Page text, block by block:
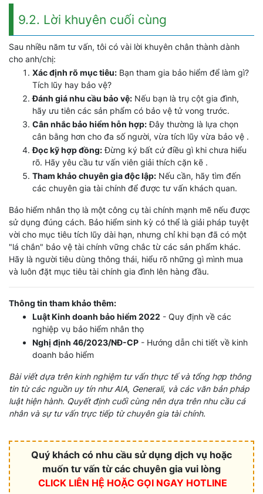
9.2. Lời khuyên cuối cùng
Sau nhiều năm tư vấn, tôi có vài lời khuyên chân thành dành
cho anh/chị:
Xác định rõ mục tiêu: Bạn tham gia bảo hiểm để làm gì?
Tích lũy hay bảo vệ?
Đánh giá nhu cầu bảo vệ: Nếu bạn là trụ cột gia đình,
hãy ưu tiên các sản phẩm có bảo vệ tử vong trước.
Cân nhắc bảo hiểm hỗn hợp:Đây thường là lựa chọn
cân bằng hơn cho đa số người, vừa tích lũy vừa bảo vệ .
Đọc kỹ hợp đồng:Đừng ký bất cứ điều gì khi chưa hiểu
rõ. Hãy yêu cầu tư vấn viên giải thích cặn kẽ .
Tham khảo chuyên gia độc lập: Nếu cần, hãy tìm đến
các chuyên gia tài chính để được tư vấn khách quan.
Bảo hiểm nhân thọ là một công cụ tài chính mạnh mẽ nếu được
sử dụng đúng cách. Bảo hiểm sinh kỳ có thể là giải pháp tuyệt
vời cho mục tiêu tích lũy dài hạn, nhưng chỉ khi bạn đã có một
"lá chắn" bảo vệ tài chính vững chắc từ các sản phẩm khác.
Hãy là người tiêu dùng thông thái, hiểu rõ những gì mình mua
và luôn đặt mục tiêu tài chính gia đình lên hàng đầu.
Thông tin tham khảo thêm:
Luật Kinh doanh bảo hiểm 2022 - Quy định về các
nghiệp vụ bảo hiểm nhân thọ
Nghị định 46/2023/NĐ-CP - Hướng dẫn chi tiết về kinh
doanh bảo hiểm
Bài viết dựa trên kinh nghiệm tư vấn thực tế và tổng hợp thông
tin từ các nguồn uy tín như AIA, Generali, và các văn bản pháp
luật hiện hành. Quyết định cuối cùng nên dựa trên nhu cầu cá
nhân và sự tư vấn trực tiếp từ chuyên gia tài chính.
Quý khách có nhu cầu sử dụng dịch vụ hoặc
muốn tư vấn từ các chuyên gia vui lòng
CLICK LIÊN HỆ HOẶC GỌI NGAY HOTLINE